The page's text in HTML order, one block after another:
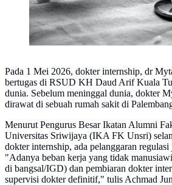
Pada 1 Mei 2026, dokter internship, dr
bertugas di RSUD KH Daud Arif Kuala
dunia. Sebelum meninggal dunia, dokter
dirawat di sebuah rumah sakit di
Menurut Pengurus Besar Ikatan Alumni
Universitas Sriwijaya (IKA FK Unsri)
dokter internship, ada pelanggaran
"Adanya beban kerja yang tidak
di bangsal/IGD) dan pembiaran dokter
supervisi dokter definitif," tulis Achmad